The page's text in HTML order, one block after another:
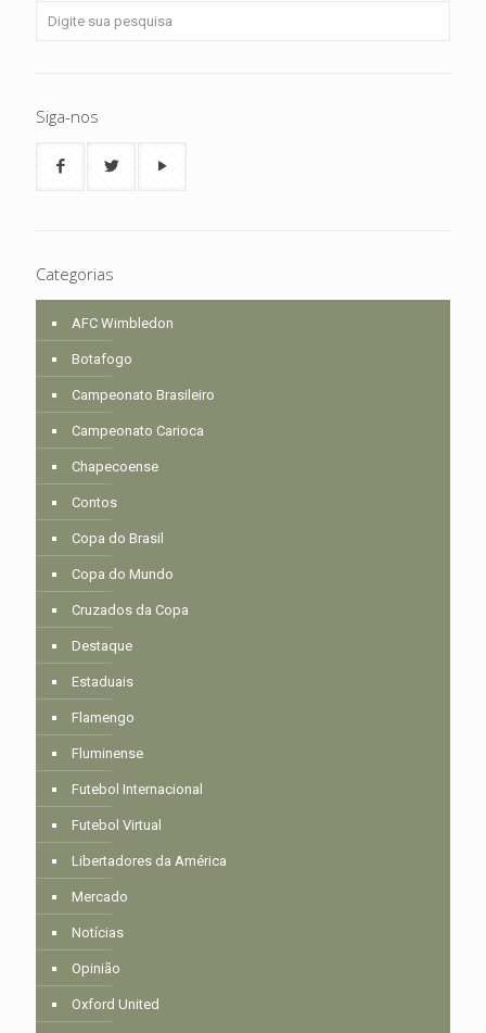
Siga-nos
Categorias
AFC Wimbledon
Botafogo
Campeonato Brasileiro
Campeonato Carioca
Chapecoense
Contos
Copa do Brasil
Copa do Mundo
Cruzados da Copa
Destaque
Estaduais
Flamengo
Fluminense
Futebol Internacional
Futebol Virtual
Libertadores da América
Mercado
Notícias
Opinião
Oxford United